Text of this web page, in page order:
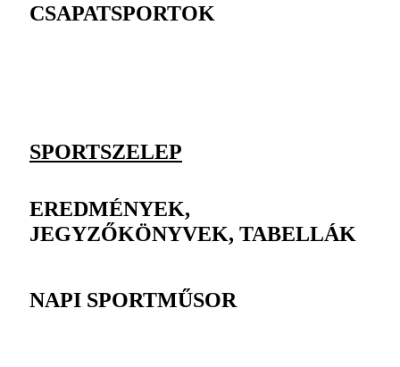
CSAPATSPORTOK
SPORTSZELEP
EREDMÉNYEK,
JEGYZŐKÖNYVEK, TABELLÁK
NAPI SPORTMŰSOR